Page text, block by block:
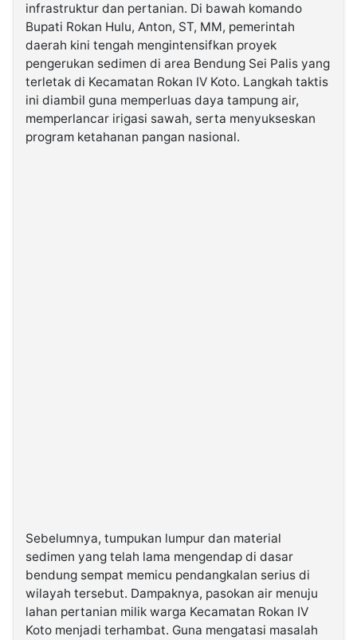
Kabarbaru.co
2026
Kabarbaru
Holding
infrastruktur dan pertanian. Di bawah komando
Bupati Rokan Hulu, Anton, ST, MM, pemerintah
daerah kini tengah mengintensifkan proyek
pengerukan sedimen di area Bendung Sei Palis yang
terletak di Kecamatan Rokan IV Koto. Langkah taktis
ini diambil guna memperluas daya tampung air,
memperlancar irigasi sawah, serta menyukseskan
program ketahanan pangan nasional.
Sebelumnya, tumpukan lumpur dan material
sedimen yang telah lama mengendap di dasar
bendung sempat memicu pendangkalan serius di
wilayah tersebut. Dampaknya, pasokan air menuju
lahan pertanian milik warga Kecamatan Rokan IV
Koto menjadi terhambat. Guna mengatasi masalah